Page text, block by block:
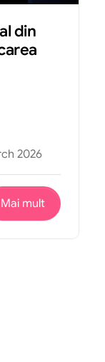
din
2026
Mai mult